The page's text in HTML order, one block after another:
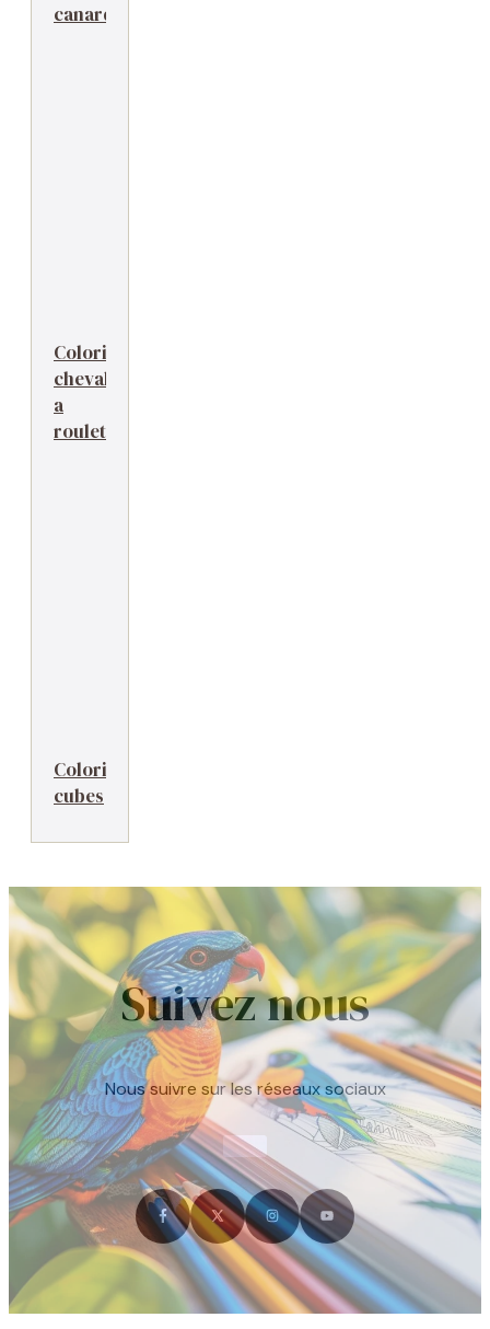
canards
Coloriage
cheval
a
roulettes
Coloriage
cubes
Suivez nous
Nous suivre sur les réseaux sociaux